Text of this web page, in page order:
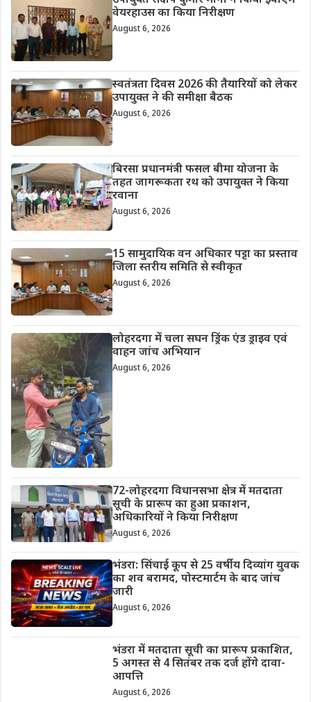
वेयरहाउस का किया निरीक्षण
August 6, 2026
स्वतंत्रता दिवस 2026 की तैयारियों को लेकर
उपायुक्त ने की समीक्षा बैठक
August 6, 2026
बिरसा प्रधानमंत्री फसल बीमा योजना के
तहत जागरूकता रथ को उपायुक्त ने किया
रवाना
August 6, 2026
15 सामुदायिक वन अधिकार पट्टा का प्रस्ताव
जिला स्तरीय समिति से स्वीकृत
August 6, 2026
लोहरदगा में चला सघन ड्रिंक एंड ड्राइव एवं
वाहन जांच अभियान
August 6, 2026
72-लोहरदगा विधानसभा क्षेत्र में मतदाता
सूची के प्रारूप का हुआ प्रकाशन,
अधिकारियों ने किया निरीक्षण
August 6, 2026
भंडरा: सिंचाई कूप से 25 वर्षीय दिव्यांग युवक
का शव बरामद, पोस्टमार्टम के बाद जांच
जारी
August 6, 2026
भंडरा में मतदाता सूची का प्रारूप प्रकाशित,
5 अगस्त से 4 सितंबर तक दर्ज होंगे दावा-
आपत्ति
August 6, 2026